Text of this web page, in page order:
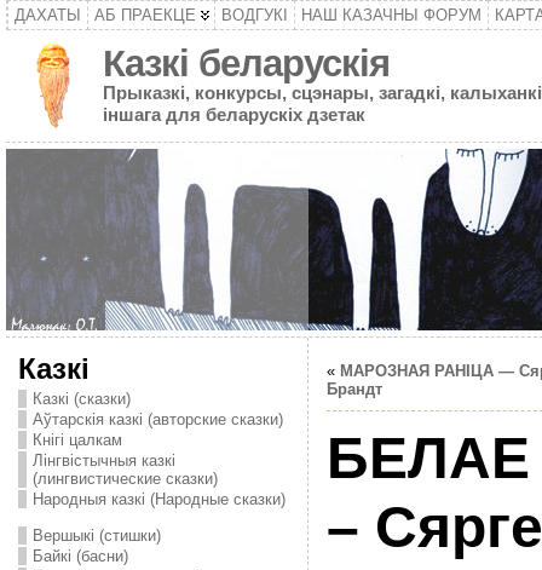
ДАХАТЫ АБ ПРАЕКЦЕ ВОДГУКІ НАШ КАЗАЧНЫ ФОРУМ
Казкі беларускія
Прыказкі, конкурсы, сцэнары, загадкі,
іншага для беларускіх дзетак
Казкі
Казкі (сказки)
Аўтарскія казкі (авторские сказки)
Кнігі цалкам
Лінгвістычныя казкі
(лингвистические сказки)
Народныя казкі (Народные сказки)
Вершыкі (стишки)
Байкі (басни)
« МАРОЗНАЯ РАНIЦА —
Брандт
–